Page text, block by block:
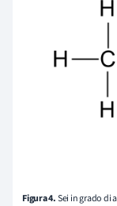
Figura 4.Sei in grado di